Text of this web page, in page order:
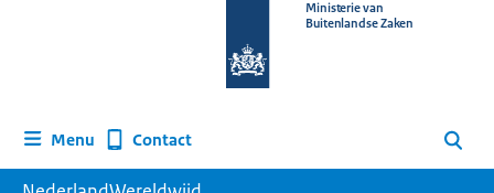
homepage
Ministerie van
Buitenlandse Zaken
Menu Contact Zoeken